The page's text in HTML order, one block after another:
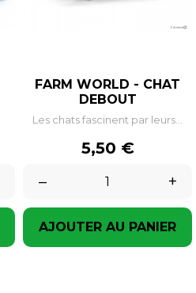
FARM WORLD - CHAT
DEBOUT
Les chats fascinent par leurs...
Prix
5,50 €
–
+
AJOUTER AU PANIER